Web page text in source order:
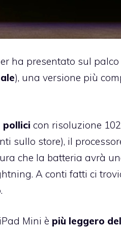
ha presentato sul
), una versione più
pollici con risoluzione
store), il
che la batteria avrà
A conti fatti ci
Mini è più leggero